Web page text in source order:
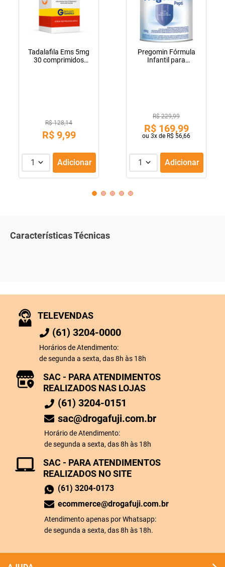
Tadalafila Ems 5mg
30 comprimidos
R$ 128,14
R$ 9,99
1 Adicionar
Pregomin Fórmula
Infantil para
R$ 229,99
R$ 169,99
ou 3x de R$ 56,66
1 Adicionar
Características Técnicas
TELEVENDAS
(61) 3204-0000
Horários de Atendimento:
de segunda a sexta, das 8h às 18h
SAC - PARA ATENDIMENTOS
REALIZADOS NO SITE
(61) 3204-0173
ecommerce@drogafuji.com.br
Atendimento apenas por Whatsapp:
de segunda a sexta, das 8h às 18h.
SAC - PARA ATENDIMENTOS
REALIZADOS NAS LOJAS
(61) 3204-0151
sac@drogafuji.com.br
Horário de Atendimento:
de segunda a sexta, das 8h às 18h